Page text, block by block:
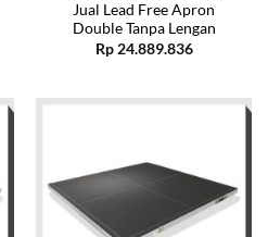
Jual Lead Free Apron
Double Tanpa Lengan
Rp24.889.836